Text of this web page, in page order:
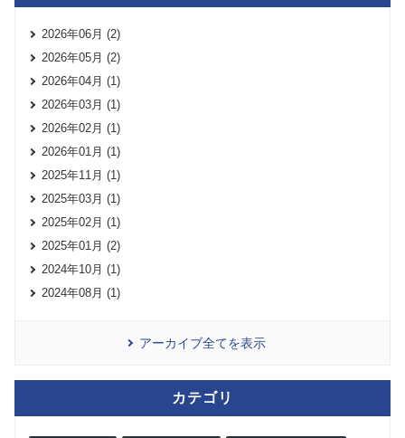
2026年06月 (2)
2026年05月 (2)
2026年04月 (1)
2026年03月 (1)
2026年02月 (1)
2026年01月 (1)
2025年11月 (1)
2025年03月 (1)
2025年02月 (1)
2025年01月 (2)
2024年10月 (1)
2024年08月 (1)
アーカイブ全てを表示
カテゴリ